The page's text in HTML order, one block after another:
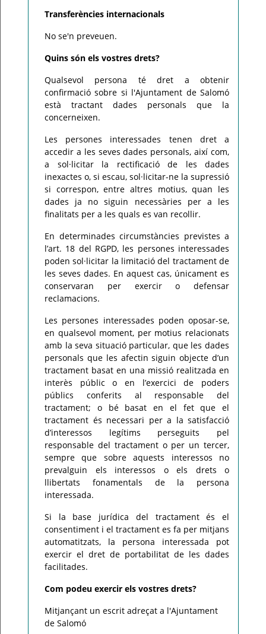
Transferències internacionals
No se'n preveuen.
Quins són els vostres drets?
Qualsevol persona té dret a obtenir
confirmació sobre si l'Ajuntament de Salomó
està tractant dades personals que la
concerneixen.
Les persones interessades tenen dret a
accedir a les seves dades personals, així com,
a sol·licitar la rectificació de les dades
inexactes o, si escau, sol·licitar-ne la supressió
si correspon, entre altres motius, quan les
dades ja no siguin necessàries per a les
finalitats per a les quals es van recollir.
En determinades circumstàncies previstes a
l’art. 18 del RGPD, les persones interessades
poden sol·licitar la limitació del tractament de
les seves dades. En aquest cas, únicament es
conservaran per exercir o defensar
reclamacions.
Les persones interessades poden oposar-se,
en qualsevol moment, per motius relacionats
amb la seva situació particular, que les dades
personals que les afectin siguin objecte d’un
tractament basat en una missió realitzada en
interès públic o en l’exercici de poders
públics conferits al responsable del
tractament; o bé basat en el fet que el
tractament és necessari per a la satisfacció
d’interessos legítims perseguits pel
responsable del tractament o per un tercer,
sempre que sobre aquests interessos no
prevalguin els interessos o els drets o
llibertats fonamentals de la persona
interessada.
Si la base jurídica del tractament és el
consentiment i el tractament es fa per mitjans
automatitzats, la persona interessada pot
exercir el dret de portabilitat de les dades
facilitades.
Com podeu exercir els vostres drets?
Mitjançant un escrit adreçat a l'Ajuntament
de Salomó